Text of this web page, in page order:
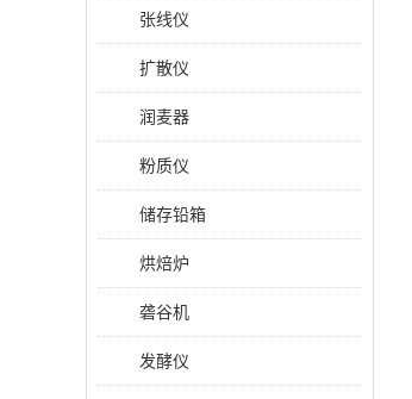
张线仪
扩散仪
润麦器
粉质仪
储存铅箱
烘焙炉
砻谷机
发酵仪